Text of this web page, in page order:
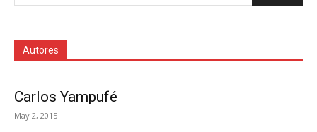
Autores
Carlos Yampufé
May 2, 2015